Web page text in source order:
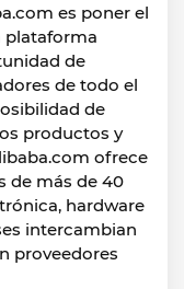
es poner el
plataforma
de
de todo el
de
productos y
ofrece
de más de 40
hardware
intercambian
proveedores